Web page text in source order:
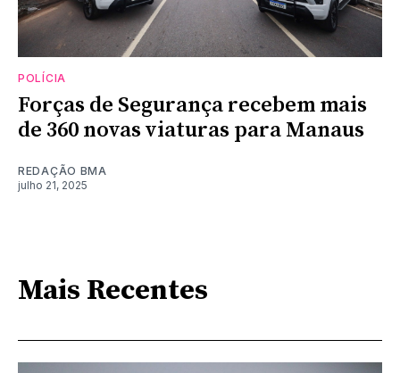
POLÍCIA
Forças de Segurança recebem mais
de 360 novas viaturas para Manaus
REDAÇÃO BMA
julho 21, 2025
Mais Recentes